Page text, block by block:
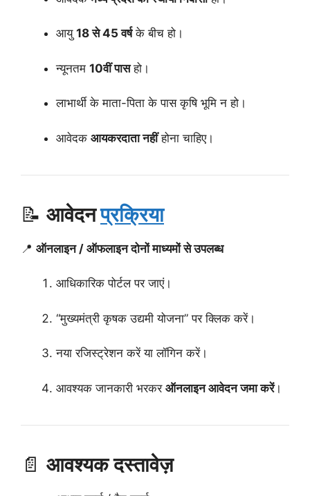
आयु 18 से 45 वर्षके बीच हो।
न्यूनतम 10वीं पासहो।
लाभार्थी के माता-पिता के पास कृषि भूमि न हो।
आवेदक आयकरदाता नहींहोना चाहिए।
📝 आवेदनप्रक्रिया
📍 ऑनलाइन / ऑफलाइन दोनों माध्यमों से उपलब्ध
आधिकारिक पोर्टल पर जाएं।
“मुख्यमंत्री कृषक उद्यमी योजना” पर क्लिक करें।
नया रजिस्ट्रेशन करें या लॉगिन करें।
आवश्यक जानकारी भरकर ऑनलाइन आवेदन जमा करें।
📄 आवश्यक दस्तावेज़